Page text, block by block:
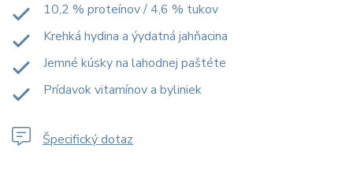
10,2 % proteínov / 4,6 % tukov
Krehká hydina a ýydatná jahňacina
Jemné kúsky na lahodnej paštéte
Prídavok vitamínov a byliniek
Špecifický dotaz